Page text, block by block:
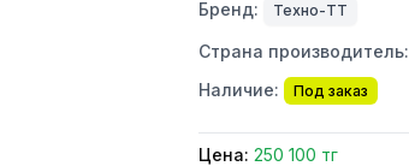
Бренд: Техно-ТТ
Страна производитель:
Наличие:
Под заказ
Цена: 250 100 тг